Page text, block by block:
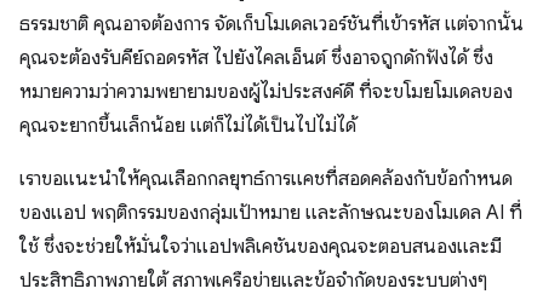
ธรรมชาติ คุณอาจต้องการ จัดเก็บโมเดลเวอร์ชันที่เข้ารหัส แต่จากนั้น
คุณจะต้องรับคีย์ถอดรหัส ไปยังไคลเอ็นต์ ซึ่งอาจถูกดักฟังได้ ซึ่ง
หมายความว่าความพยายามของผู้ไม่ประสงค์ดี ที่จะขโมยโมเดลของ
คุณจะยากขึ้นเล็กน้อย แต่ก็ไม่ได้เป็นไปไม่ได้
เราขอแนะนำให้คุณเลือกกลยุทธ์การแคชที่สอดคล้องกับข้อกำหนด
ของแอป พฤติกรรมของกลุ่มเป้าหมาย และลักษณะของโมเดล AI ที่
ใช้ ซึ่งจะช่วยให้มั่นใจว่าแอปพลิเคชันของคุณจะตอบสนองและมี
ประสิทธิภาพภายใต้ สภาพเครือข่ายและข้อจำกัดของระบบต่างๆ